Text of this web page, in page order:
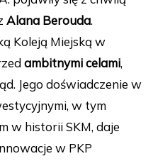
Alana Berouda.
Koleją Miejską w
ambitnymi celami,
Jego doświadczenie w
w tym
w historii SKM, daje
w PKP